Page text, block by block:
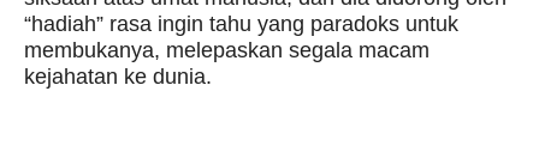
“hadiah” rasa ingin tahu yang paradoks untuk
membukanya, melepaskan segala macam
kejahatan ke dunia.